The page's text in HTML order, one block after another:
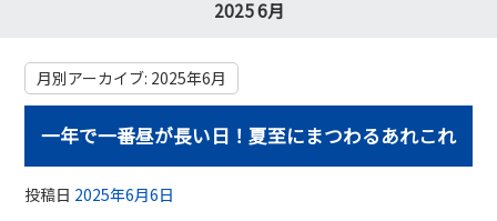
2025 6月
月別アーカイブ: 2025年6月
一年で一番昼が長い日！夏至にまつわるあれこれ
投稿日 2025年6月6日